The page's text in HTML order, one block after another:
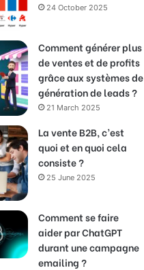
24 October 2025
Comment générer plus
de ventes et de profits
grâce aux systèmes de
génération de leads ?
21 March 2025
La vente B2B, c’est
quoi et en quoi cela
consiste ?
25 June 2025
Comment se faire
aider par ChatGPT
durant une campagne
emailing ?